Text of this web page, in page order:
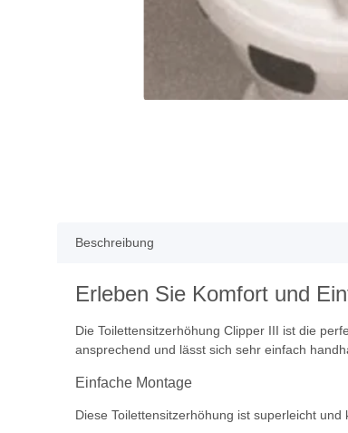
Beschreibung
Erleben Sie Komfort und
Die Toilettensitzerhöhung Clipper III ist die
ansprechend und lässt sich sehr einfach
Einfache Montage
Diese Toilettensitzerhöhung ist superleicht